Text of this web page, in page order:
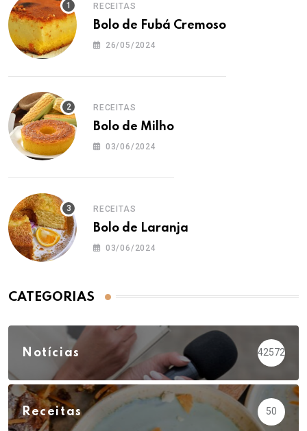
RECEITAS
Bolo de Fubá Cremoso
26/05/2024
RECEITAS
Bolo de Milho
03/06/2024
RECEITAS
Bolo de Laranja
03/06/2024
CATEGORIAS
Notícias 42572
Receitas 50